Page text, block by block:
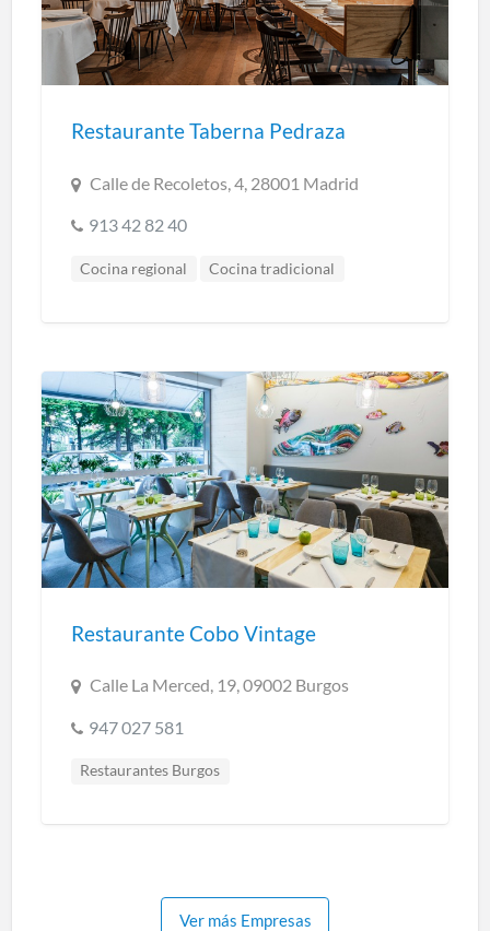
Restaurante Taberna Pedraza
Calle de Recoletos, 4, 28001 Madrid
913 42 82 40
Cocina regional
Cocina tradicional
Restaurante Cobo Vintage
Calle La Merced, 19, 09002 Burgos
947 027 581
Restaurantes Burgos
Ver más Empresas